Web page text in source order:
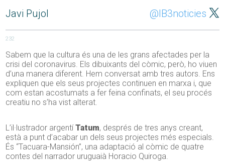
Javi Pujol @IB3noticies
232
Sabem que la cultura és una de les grans afectades per la
crisi del coronavirus. Els dibuixants del còmic, però, ho viuen
d’una manera diferent. Hem conversat amb tres autors. Ens
expliquen que els seus projectes continuen en marxa i, que
com estan acostumats a fer feina confinats, el seu procés
creatiu no s’ha vist alterat.
L’il·lustrador argentíTatum, després de tres anys creant,
està a punt d’acabar un dels seus projectes més especials.
És “Tacuara-Mansión”, una adaptació al còmic de quatre
contes del narrador uruguaià Horacio Quiroga.